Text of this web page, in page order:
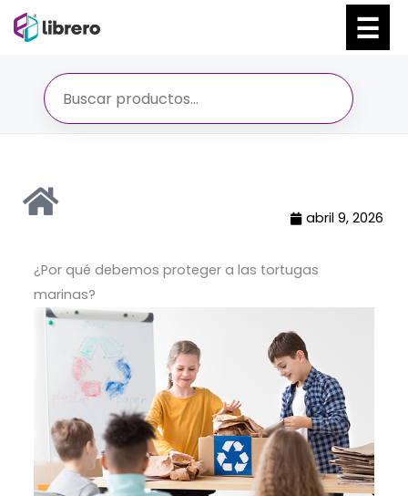
abril 9, 2026
​¿Por qué debemos proteger a las tortugas
marinas?